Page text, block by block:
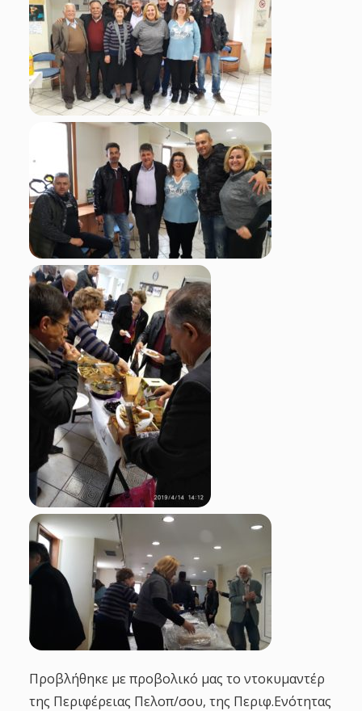
Προβλήθηκε με προβολικό μας το ντοκυμαντέρ
της Περιφέρειας Πελοπ/σου, της Περιφ.Ενότητας